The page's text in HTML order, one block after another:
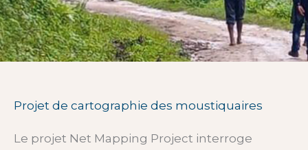
Projet de cartographie des moustiquaires
Le projet Net Mapping Project interroge